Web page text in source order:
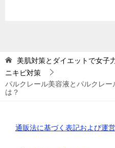
美肌対策とダイエットで女子
ニキビ対策
パルクレール美容液とパルクレ
は？
通販法に基づく表記および運